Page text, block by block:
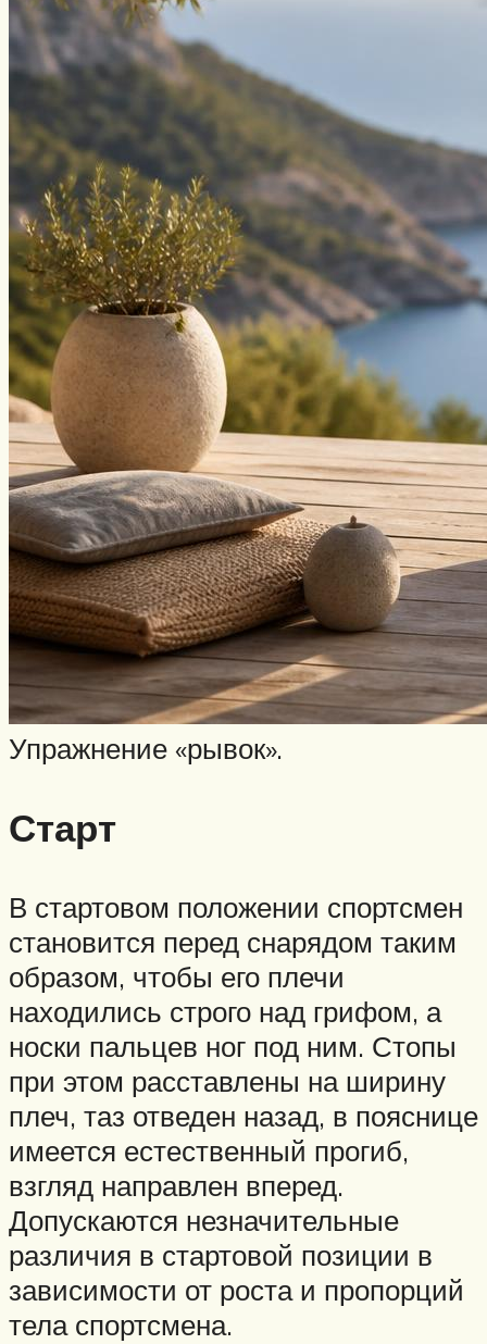
Упражнение «рывок».
Старт
В стартовом положении спортсмен
становится перед снарядом таким
образом, чтобы его плечи
находились строго над грифом, а
носки пальцев ног под ним. Стопы
при этом расставлены на ширину
плеч, таз отведен назад, в пояснице
имеется естественный прогиб,
взгляд направлен вперед.
Допускаются незначительные
различия в стартовой позиции в
зависимости от роста и пропорций
тела спортсмена.